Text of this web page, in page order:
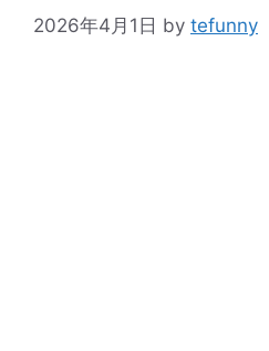
2026年4月1日 by tefunny